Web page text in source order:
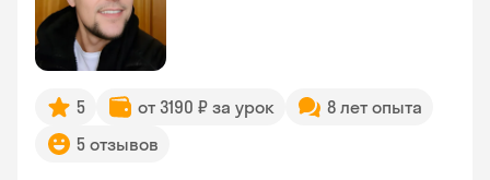
5 от 3190 ₽ за урок
8 лет опыта
5 отзывов